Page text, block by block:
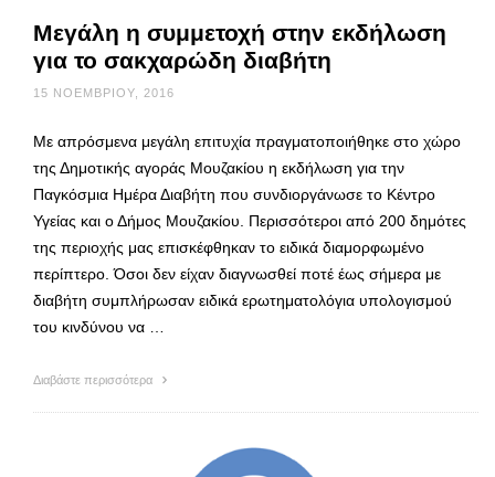
Μεγάλη η συμμετοχή στην εκδήλωση
για το σακχαρώδη διαβήτη
15 ΝΟΕΜΒΡΊΟΥ, 2016
Με απρόσμενα μεγάλη επιτυχία πραγματοποιήθηκε στο χώρο
της Δημοτικής αγοράς Μουζακίου η εκδήλωση για την
Παγκόσμια Ημέρα Διαβήτη που συνδιοργάνωσε το Κέντρο
Υγείας και ο Δήμος Μουζακίου. Περισσότεροι από 200 δημότες
της περιοχής μας επισκέφθηκαν το ειδικά διαμορφωμένο
περίπτερο. Όσοι δεν είχαν διαγνωσθεί ποτέ έως σήμερα με
διαβήτη συμπλήρωσαν ειδικά ερωτηματολόγια υπολογισμού
του κινδύνου να …
Διαβάστε περισσότερα